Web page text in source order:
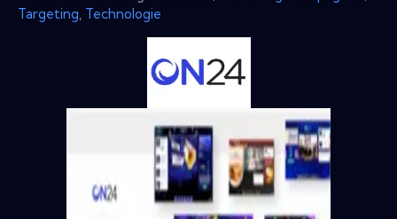
Targeting Technologie